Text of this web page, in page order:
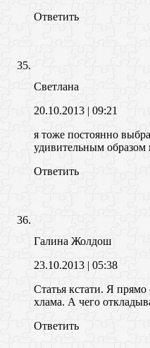
Ответить
Светлана
20.10.2013 | 09:21
я тоже постоянно
удивительным образом
Ответить
Галина Жолдош
23.10.2013 | 05:38
Статья кстати. Я прямо
хлама. А чего
Ответить